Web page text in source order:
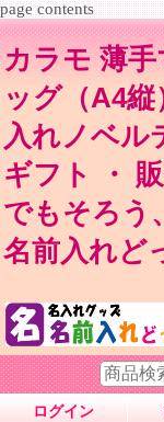
page contents
カラモ 薄
ッグ（A4
入れノベル
ギフト ・
でもそろう
名前入れど
ログイン